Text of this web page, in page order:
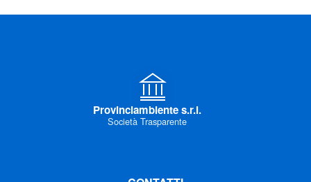
Provinciambiente s.r.l.
Società Trasparente